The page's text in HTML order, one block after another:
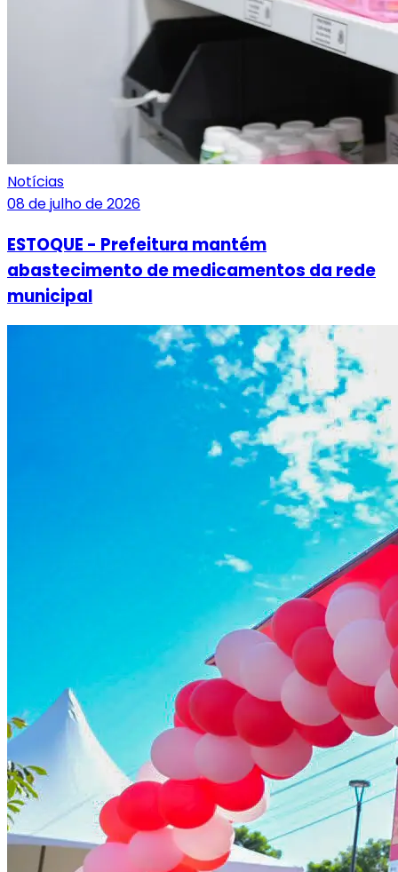
Notícias
08 de julho de 2026
ESTOQUE - Prefeitura mantém
abastecimento de medicamentos da rede
municipal